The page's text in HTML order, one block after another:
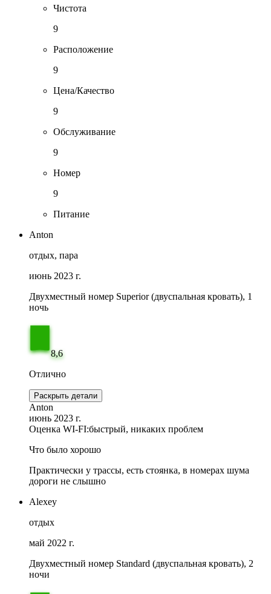
Чистота
9
Расположение
9
Цена/Качество
9
Обслуживание
9
Номер
9
Питание
Anton
отдых, пара
июнь 2023 г.
Двухместный номер Superior (двуспальная кровать), 1
ночь
8,6
Отлично
Раскрыть детали
Anton
июнь 2023 г.
Оценка WI-FI:быстрый, никаких проблем
Что было хорошо
Практически у трассы, есть стоянка, в номерах шума
дороги не слышно
Alexey
отдых
май 2022 г.
Двухместный номер Standard (двуспальная кровать), 2
ночи